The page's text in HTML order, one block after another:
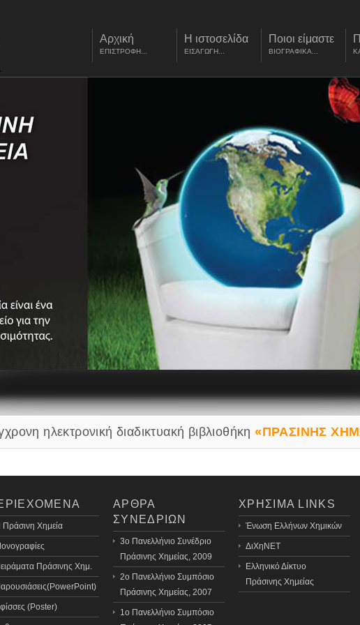
Αρχική
ΕΠΙΣΤΡΟΦΗ...
Η ιστοσελίδα
ΕΙΣΑΓΩΓΗ...
Ποιοι είμαστε
ΒΙΟΓΡΑΦΙΚΑ...
ηλεκτρονική διαδικτυακή βιβλιοθήκη«ΠΡΑΣΙΝΗΣ
Πράσινη Χημεία
Πράσινης Χημ.
(Poster)
ΑΡΘΡΑ
ΣΥΝΕΔΡΙΩΝ
3o Πανελλήνιο Συνέδριο
Πράσινης Χημείας, 2009
2ο Πανελλήνιο Συμπόσιο
Πράσινης Χημείας, 2007
1ο Πανελλήνιο Συμπόσιο
ΧΡΗΣΙΜΑ LINKS
Ένωση Ελλήνων Χημικών
ΔιΧηΝΕΤ
Ελληνικό Δίκτυο
Πράσινης Χημείας